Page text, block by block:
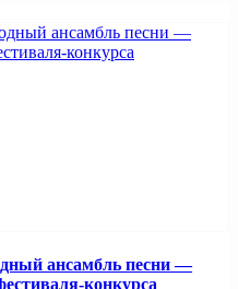
ансамбль песни —
конкурса